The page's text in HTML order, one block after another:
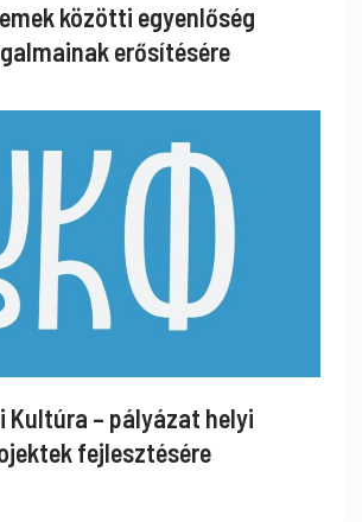
közötti egyenlőség
erősítésére
Kultúra – pályázat helyi
fejlesztésére